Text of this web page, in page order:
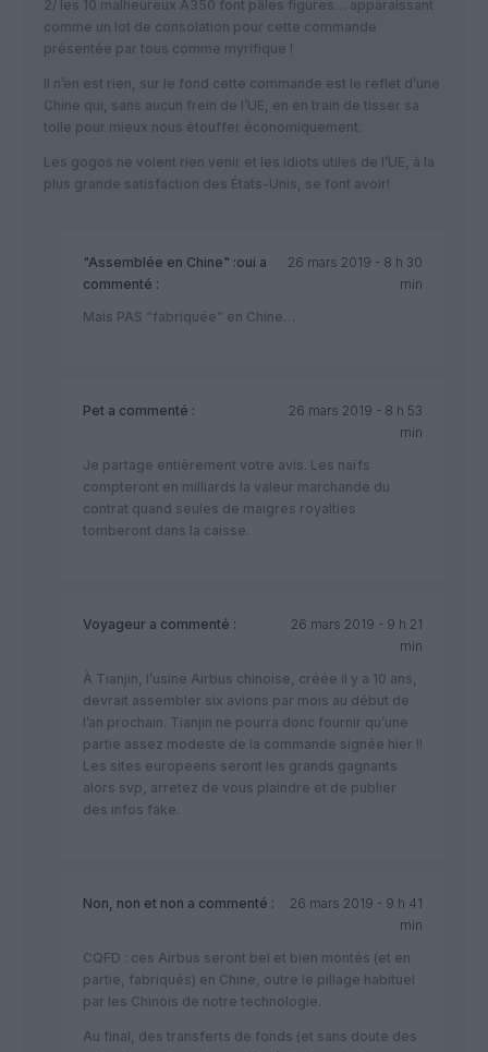
2/ les 10 malheureux A350 font pâles figures… apparaissant
comme un lot de consolation pour cette commande
présentée par tous comme myrifique !
Il n’en est rien, sur le fond cette commande est le reflet d’une
Chine qui, sans aucun frein de l’UE, en en train de tisser sa
toile pour mieux nous étouffer économiquement.
Les gogos ne voient rien venir et les idiots utiles de l’UE, à la
plus grande satisfaction des États-Unis, se font avoir!
"Assemblée en Chine" :oui a
commenté :
26 mars 2019 - 8 h 30
min
Mais PAS “fabriquée” en Chine…
Pet a commenté :
26 mars 2019 - 8 h 53
min
Je partage entièrement votre avis. Les naïfs
compteront en milliards la valeur marchande du
contrat quand seules de maigres royalties
tomberont dans la caisse.
Voyageur a commenté :
26 mars 2019 - 9 h 21
min
À Tianjin, l’usine Airbus chinoise, créée il y a 10 ans,
devrait assembler six avions par mois au début de
l’an prochain. Tianjin ne pourra donc fournir qu’une
partie assez modeste de la commande signée hier !!
Les sites europeens seront les grands gagnants
alors svp, arretez de vous plaindre et de publier
des infos fake.
Non, non et non a commenté :
26 mars 2019 - 9 h 41
min
CQFD : ces Airbus seront bel et bien montés (et en
partie, fabriqués) en Chine, outre le pillage habituel
par les Chinois de notre technologie.
Au final, des transferts de fonds (et sans doute des